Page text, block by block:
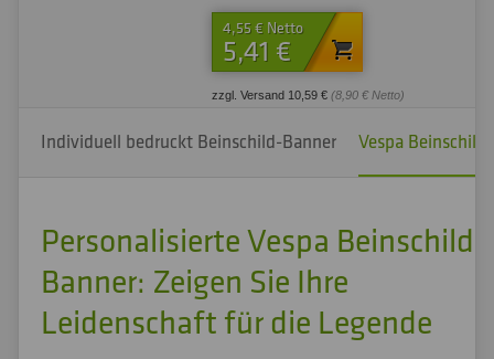
4,55 € Netto
5,41 €
zzgl. Versand 10,59 € (8,90 € Netto)
Individuell bedruckt Beinschild-Banner Vespa
Personalisierte Vespa Beinschild
Banner: Zeigen Sie Ihre
Leidenschaft für die Legende